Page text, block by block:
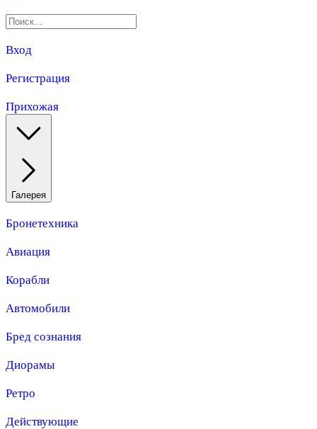
Вход
Регистрация
Прихожая
Галерея
Бронетехника
Авиация
Корабли
Автомобили
Бред сознания
Диорамы
Ретро
Действующие